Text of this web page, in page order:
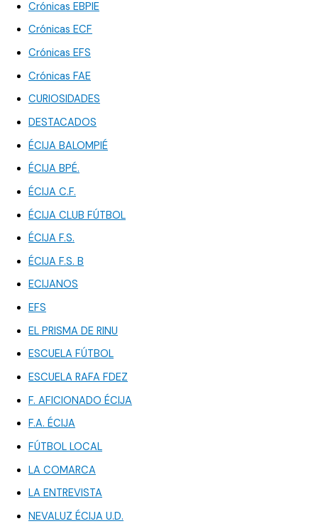
Crónicas EBPIE
Crónicas ECF
Crónicas EFS
Crónicas FAE
CURIOSIDADES
DESTACADOS
ÉCIJA BALOMPIÉ
ÉCIJA BPÉ.
ÉCIJA C.F.
ÉCIJA CLUB FÚTBOL
ÉCIJA F.S.
ÉCIJA F.S. B
ECIJANOS
EFS
EL PRISMA DE RINU
ESCUELA FÚTBOL
ESCUELA RAFA FDEZ
F. AFICIONADO ÉCIJA
F.A. ÉCIJA
FÚTBOL LOCAL
LA COMARCA
LA ENTREVISTA
NEVALUZ ÉCIJA U.D.